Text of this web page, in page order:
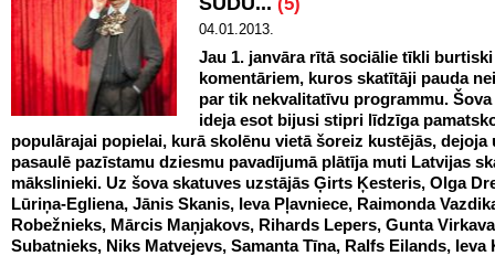
04.01.2013.
Jau 1. janvāra rītā sociālie tīkli
komentāriem, kuros skatītāji pauda
par tik nekvalitatīvu programmu. Šova
ideja esot bijusi stipri līdzīga
populārajai popielai, kurā skolēnu vietā šoreiz kustējās, dejoja
pasaulē pazīstamu dziesmu pavadījumā plātīja muti Latvijas
mākslinieki. Uz šova skatuves uzstājās Ģirts Ķesteris, Olga
Lūriņa-Egliena, Jānis Skanis, Ieva Pļavniece, Raimonda
Robežnieks, Mārcis Maņjakovs, Rihards Lepers, Gunta
Subatnieks, Niks Matvejevs, Samanta Tīna, Ralfs Eilands, Ieva